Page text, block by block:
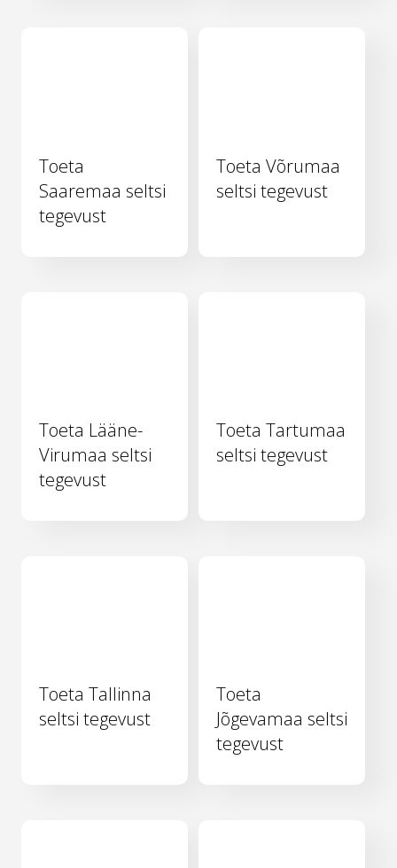
Toeta
Saaremaa seltsi
tegevust
Toeta Võrumaa
seltsi tegevust
Toeta Lääne-
Virumaa seltsi
tegevust
Toeta Tartumaa
seltsi tegevust
Toeta Tallinna
seltsi tegevust
Toeta
Jõgevamaa seltsi
tegevust